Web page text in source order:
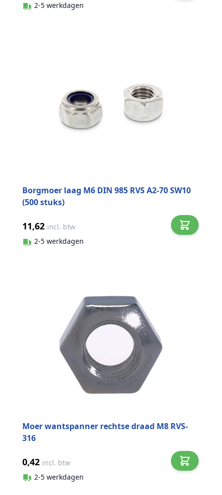
2-5 werkdagen
Borgmoer laag M6 DIN 985 RVS A2-70 SW10
(500 stuks)
11,62 incl. btw
2-5 werkdagen
Moer wantspanner rechtse draad M8 RVS-
316
0,42 incl. btw
2-5 werkdagen